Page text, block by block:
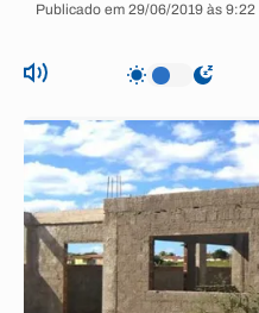
Publicado em 29/06/2019 às